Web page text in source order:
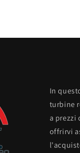
In
turbine
a prezzi
offrirvi